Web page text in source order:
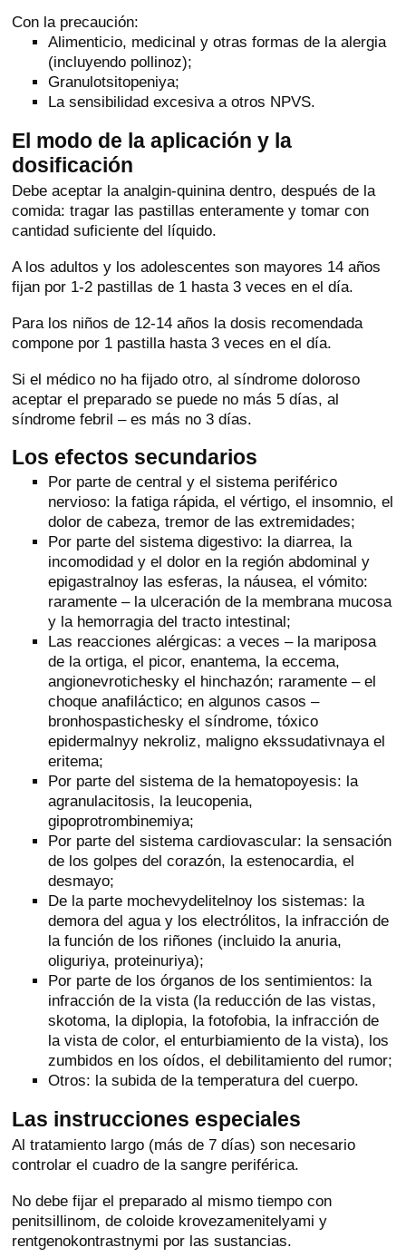
Con la precaución:
Alimenticio, medicinal y otras formas de la alergia
(incluyendo pollinoz);
Granulotsitopeniya;
La sensibilidad excesiva a otros NPVS.
El modo de la aplicación y la
dosificación
Debe aceptar la analgin-quinina dentro, después de la
comida: tragar las pastillas enteramente y tomar con
cantidad suficiente del líquido.
A los adultos y los adolescentes son mayores 14 años
fijan por 1-2 pastillas de 1 hasta 3 veces en el día.
Para los niños de 12-14 años la dosis recomendada
compone por 1 pastilla hasta 3 veces en el día.
Si el médico no ha fijado otro, al síndrome doloroso
aceptar el preparado se puede no más 5 días, al
síndrome febril – es más no 3 días.
Los efectos secundarios
Por parte de central y el sistema periférico
nervioso: la fatiga rápida, el vértigo, el insomnio, el
dolor de cabeza, tremor de las extremidades;
Por parte del sistema digestivo: la diarrea, la
incomodidad y el dolor en la región abdominal y
epigastralnoy las esferas, la náusea, el vómito:
raramente – la ulceración de la membrana mucosa
y la hemorragia del tracto intestinal;
Las reacciones alérgicas: a veces – la mariposa
de la ortiga, el picor, enantema, la eccema,
angionevrotichesky el hinchazón; raramente – el
choque anafiláctico; en algunos casos –
bronhospastichesky el síndrome, tóxico
epidermalnyy nekroliz, maligno ekssudativnaya el
eritema;
Por parte del sistema de la hematopoyesis: la
agranulacitosis, la leucopenia,
gipoprotrombinemiya;
Por parte del sistema cardiovascular: la sensación
de los golpes del corazón, la estenocardia, el
desmayo;
De la parte mochevydelitelnoy los sistemas: la
demora del agua y los electrólitos, la infracción de
la función de los riñones (incluido la anuria,
oliguriya, proteinuriya);
Por parte de los órganos de los sentimientos: la
infracción de la vista (la reducción de las vistas,
skotoma, la diplopia, la fotofobia, la infracción de
la vista de color, el enturbiamiento de la vista), los
zumbidos en los oídos, el debilitamiento del rumor;
Otros: la subida de la temperatura del cuerpo.
Las instrucciones especiales
Al tratamiento largo (más de 7 días) son necesario
controlar el cuadro de la sangre periférica.
No debe fijar el preparado al mismo tiempo con
penitsillinom, de coloide krovezamenitelyami y
rentgenokontrastnymi por las sustancias.